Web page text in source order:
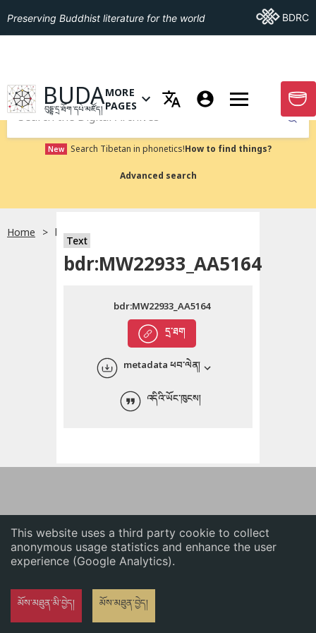
This website uses a third party cookie to collect
anonymous usage statistics and enhance the user
experience (Google Analytics).
མོས་མཐུན་མི་བྱེད། མོས་མཐུན་བྱེད།
English
ភាសាខ្មែរ
Preserving Buddhist literature for the world Go ToBDRC
GO TO HOMEPAGE
BUDA
བུདྡྷ་དྲ་ཐོག་དཔེ་མཛོད།
OPEN MENU OF MORE PAGES
MORE
PAGES
GO
Submit
New Search Tibetan in phonetics!How to find things?
Advanced search
Home bdr:MW22933_AA5164
Text
bdr:MW22933_AA5164
དྲ་ཐག
bdr:MW22933_AA5164
metadata ཕབ་ལེན།
འདིའི་ཡོང་ཁུངས།